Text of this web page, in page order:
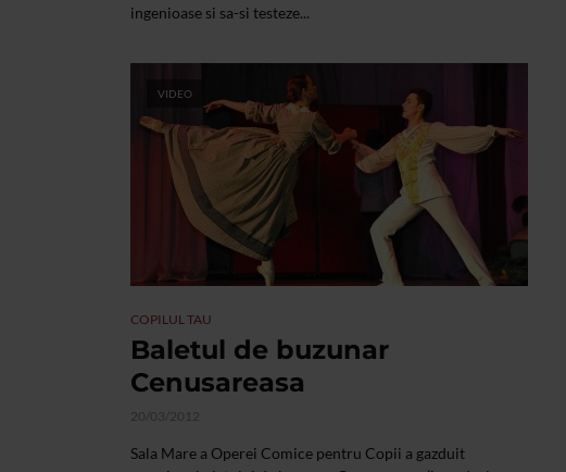
ingenioase si sa-si testeze...
VIDEO
COPILUL TAU
Baletul de buzunar
Cenusareasa
20/03/2012
Sala Mare a Operei Comice pentru Copii a gazduit